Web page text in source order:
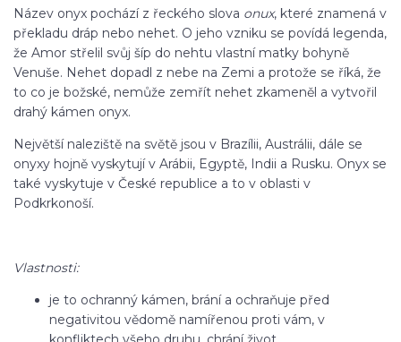
Název onyx pochází z řeckého slova onux, které znamená v
překladu dráp nebo nehet. O jeho vzniku se povídá legenda,
že Amor střelil svůj šíp do nehtu vlastní matky bohyně
Venuše. Nehet dopadl z nebe na Zemi a protože se říká, že
to co je božské, nemůže zemřít nehet zkameněl a vytvořil
drahý kámen onyx.
Největší naleziště na světě jsou v Brazílii, Austrálii, dále se
onyxy hojně vyskytují v Arábii, Egyptě, Indii a Rusku. Onyx se
také vyskytuje v České republice a to v oblasti v
Podkrkonoší.
Vlastnosti:
je to ochranný kámen, brání a ochraňuje před
negativitou vědomě namířenou proti vám, v